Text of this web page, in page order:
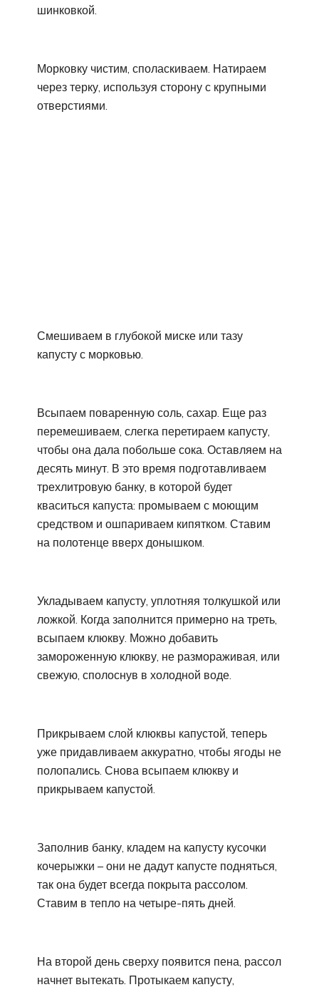
шинковкой.
Морковку чистим, споласкиваем. Натираем
через терку, используя сторону с крупными
отверстиями.
Смешиваем в глубокой миске или тазу
капусту с морковью.
Всыпаем поваренную соль, сахар. Еще раз
перемешиваем, слегка перетираем капусту,
чтобы она дала побольше сока. Оставляем на
десять минут. В это время подготавливаем
трехлитровую банку, в которой будет
кваситься капуста: промываем с моющим
средством и ошпариваем кипятком. Ставим
на полотенце вверх донышком.
Укладываем капусту, уплотняя толкушкой или
ложкой. Когда заполнится примерно на треть,
всыпаем клюкву. Можно добавить
замороженную клюкву, не размораживая, или
свежую, сполоснув в холодной воде.
Прикрываем слой клюквы капустой, теперь
уже придавливаем аккуратно, чтобы ягоды не
полопались. Снова всыпаем клюкву и
прикрываем капустой.
Заполнив банку, кладем на капусту кусочки
кочерыжки – они не дадут капусте подняться,
так она будет всегда покрыта рассолом.
Ставим в тепло на четыре-пять дней.
На второй день сверху появится пена, рассол
начнет вытекать. Протыкаем капусту,